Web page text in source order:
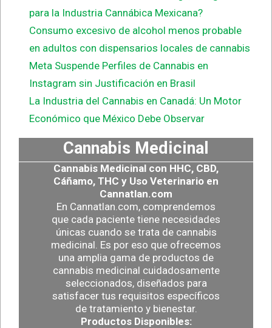
para la Industria Cannábica Mexicana?
Consumo excesivo de alcohol menos probable
en adultos con dispensarios locales de cannabis
Meta Suspende Perfiles de Cannabis en
Instagram sin Justificación en Brasil
La Industria del Cannabis en Canadá: Un Motor
Económico que México Debe Observar
Cannabis Medicinal
Cannabis Medicinal con HHC, CBD,
Cáñamo, THC y Uso Veterinario en
Cannatlan.com
En Cannatlan.com, comprendemos
que cada paciente tiene necesidades
únicas cuando se trata de cannabis
medicinal. Es por eso que ofrecemos
una amplia gama de productos de
cannabis medicinal cuidadosamente
seleccionados, diseñados para
satisfacer tus requisitos específicos
de tratamiento y bienestar.
Productos Disponibles: